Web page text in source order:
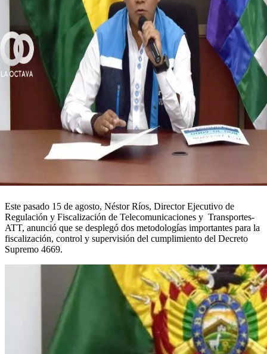
Este pasado 15 de agosto, Néstor Ríos, Director Ejecutivo de
Regulación y Fiscalización de Telecomunicaciones y Transportes-
ATT, anunció que se desplegó dos metodologías importantes para la
fiscalización, control y supervisión del cumplimiento del Decreto
Supremo 4669.